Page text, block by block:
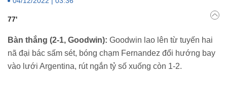
77'
Bàn thắng (2-1, Goodwin): Goodwin lao lên từ tuyến hai
nã đại bác sấm sét, bóng chạm Fernandez đổi hướng bay
vào lưới Argentina, rút ngắn tỷ số xuống còn 1-2.